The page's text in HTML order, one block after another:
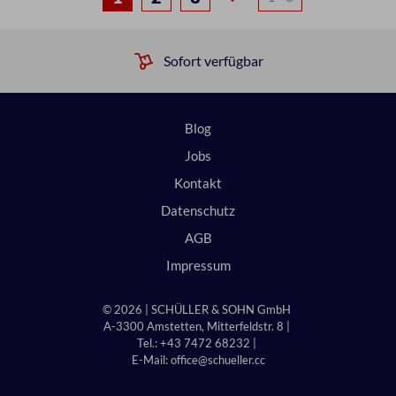
Sofort verfügbar
© 2026 | SCHÜLLER & SOHN GmbH
A-3300 Amstetten, Mitterfeldstr. 8 |
Tel.: +43 7472 68232 |
E-Mail:office@schueller.cc
Blog
Jobs
Kontakt
Datenschutz
AGB
Impressum